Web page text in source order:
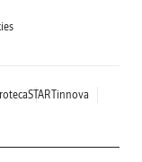
STARTinnova